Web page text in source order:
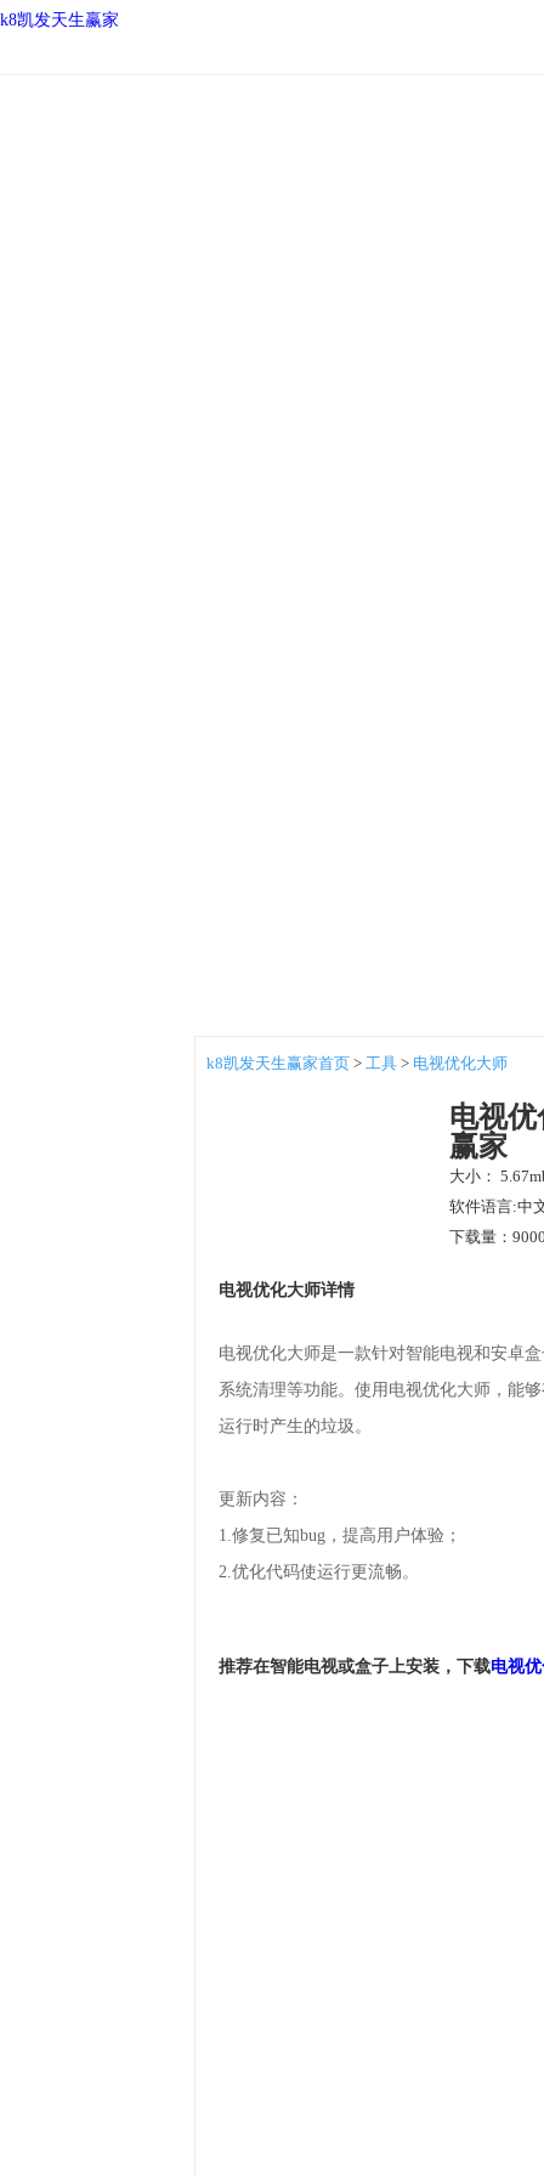
k8凯发天生赢家
k8凯发天生赢家首页 > 工具 > 电视优化大师
电视
赢家
大小：
软件语言:中
下载量：
电视优化大师详情
电视优化大师是一款针对智能电视和安卓
系统清理等功能。使用电视优化大师，能
运行时产生的垃圾。
更新内容：
1.修复已知bug，提高用户体验；
2.优化代码使运行更流畅。
推荐在智能电视或盒子上安装，下载电视